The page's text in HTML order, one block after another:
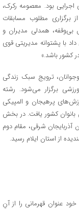
اجرایی بود. معصومه رکرک،
برگزاری مطلوب مسابقات
بی‌وقفه، همدلی مدیران و
با پشتوانه مدیریتی قوی
کشور باشد.»
ترویج سبک زندگی
برگزار می‌شود. رشته
پرهیجان و المپیکی
بانوان کشور یافت. در بخش
آذربایجان شرقی، مقام دوم
از استان ایلام رسید.
عنوان قهرمانی را از آنِ